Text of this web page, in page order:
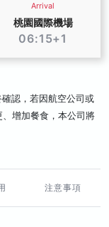
Arrival
桃園國際機場
06:15+1
認，若因航空公司或
增加餐食，本公司將
注意事項